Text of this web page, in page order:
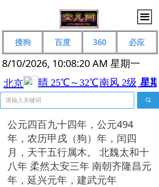
끀
8/10/2026, 10:08:21 AM 星期一
끠
搜狗 百度 360 必应
公元四百九十四年，公元494
年，农历甲戌（狗）年，闰四
月，天干五行属木。 北魏太和十
八年 柔然太安三年 南朝齐隆昌元
年，延兴元年，建武元年